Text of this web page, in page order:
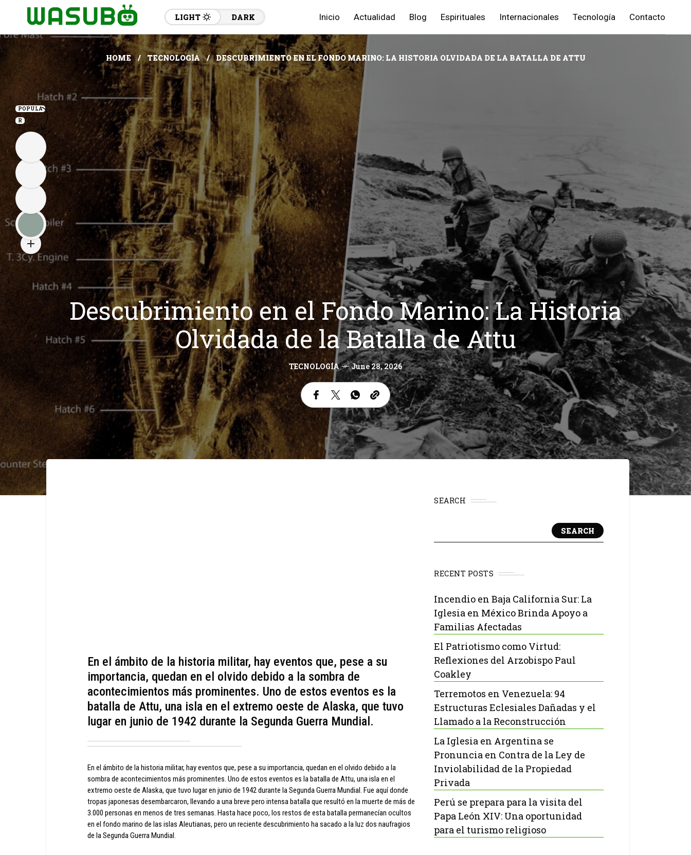
LIGHT DARK Inicio Actualidad Blog Espirituales Internacionales Tecnología Contacto
HOME TECNOLOGÍA DESCUBRIMIENTO EN EL FONDO MARINO: LA HISTORIA OLVIDADA DE LA BATALLA DE ATTU
Descubrimiento en el Fondo Marino: La Historia
Olvidada de la Batalla de Attu
TECNOLOGÍA June 28, 2026
En el ámbito de la historia militar, hay eventos que, pese a su
importancia, quedan en el olvido debido a la sombra de
acontecimientos más prominentes. Uno de estos eventos es la
batalla de Attu, una isla en el extremo oeste de Alaska, que tuvo
lugar en junio de 1942 durante la Segunda Guerra Mundial.
En el ámbito de la historia militar, hay eventos que, pese a su importancia, quedan en el olvido debido a la
sombra de acontecimientos más prominentes. Uno de estos eventos es la batalla de Attu, una isla en el
extremo oeste de Alaska, que tuvo lugar en junio de 1942 durante la Segunda Guerra Mundial. Fue aquí donde
tropas japonesas desembarcaron, llevando a una breve pero intensa batalla que resultó en la muerte de más de
3.000 personas en menos de tres semanas. Hasta hace poco, los restos de esta batalla permanecían ocultos
en el fondo marino de las islas Aleutianas, pero un reciente descubrimiento ha sacado a la luz dos naufragios
de la Segunda Guerra Mundial.
SEARCH
SEARCH
RECENT POSTS
Incendio en Baja California Sur: La
Iglesia en México Brinda Apoyo a
Familias Afectadas
El Patriotismo como Virtud:
Reflexiones del Arzobispo Paul
Coakley
Terremotos en Venezuela: 94
Estructuras Eclesiales Dañadas y el
Llamado a la Reconstrucción
La Iglesia en Argentina se
Pronuncia en Contra de la Ley de
Inviolabilidad de la Propiedad
Privada
Perú se prepara para la visita del
Papa León XIV: Una oportunidad
para el turismo religioso
POPULA
R